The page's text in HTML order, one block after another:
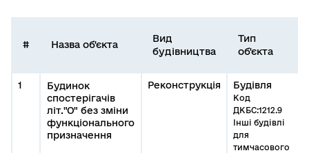
# Назва об'єкта
Вид
будівництва
Тип
об'єкта
1
Будинок
спостерігачів
літ."О" без зміни
функціонального
призначення
Реконструкція Будівля
Код
ДКБС:1212.9
Інші будівлі
для
тимчасового